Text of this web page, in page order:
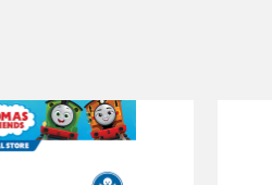
ลวดลาย สีสันบนผลิตภัณฑ์ หรือ
ไซต์อาจมีความแตกต่างกันจาก
งแต่ละหน้าจอ